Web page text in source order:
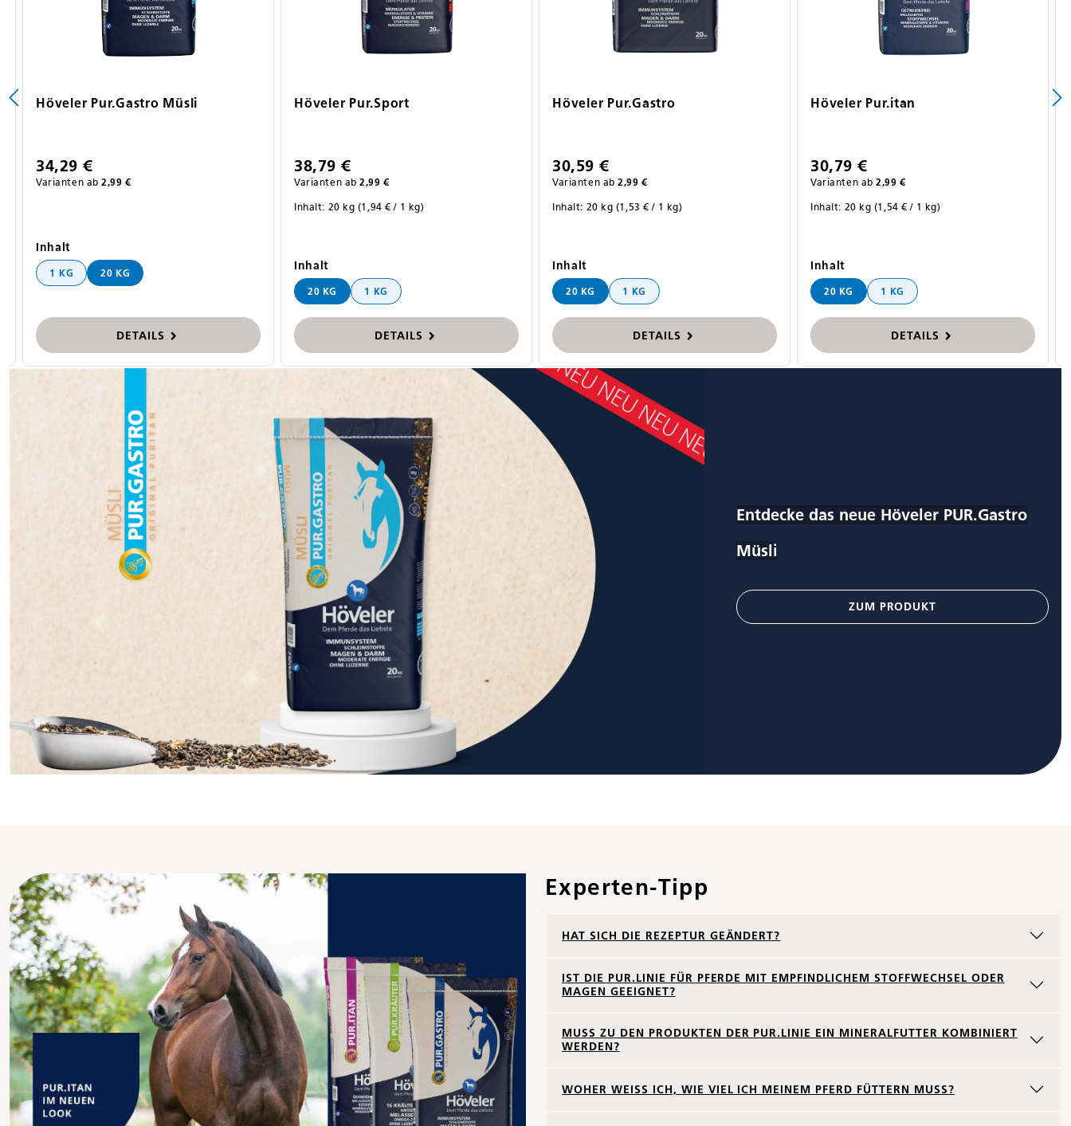
Höveler Pur.Gastro Müsli
34,29 €
Varianten ab 2,99 €
Inhaltauswählen
1 KG 20 KG
DETAILS
Höveler Pur.Sport
38,79 €
Varianten ab 2,99 €
Inhalt: 20 kg (1,94 € / 1 kg)
Inhaltauswählen
20 KG 1 KG
DETAILS
Höveler Pur.Gastro
30,59 €
Varianten ab 2,99 €
Inhalt: 20 kg (1,53 € / 1 kg)
Inhaltauswählen
20 KG 1 KG
DETAILS
Höveler Pur.itan
30,79 €
Varianten ab 2,99 €
Inhalt: 20 kg (1,54 € / 1 kg)
Inhaltauswählen
20 KG 1 KG
DETAILS
Entdecke das neue Höveler PUR.Gastro
Müsli
ZUM PRODUKT
Experten-Tipp
HAT SICH DIE REZEPTUR GEÄNDERT?
IST DIE PUR.LINIE FÜR PFERDE MIT EMPFINDLICHEM STOFFWECHSEL ODER
MAGEN GEEIGNET?
MUSS ZU DEN PRODUKTEN DER PUR.LINIE EIN MINERALFUTTER KOMBINIERT
WERDEN?
WOHER WEISS ICH, WIE VIEL ICH MEINEM PFERD FÜTTERN MUSS?